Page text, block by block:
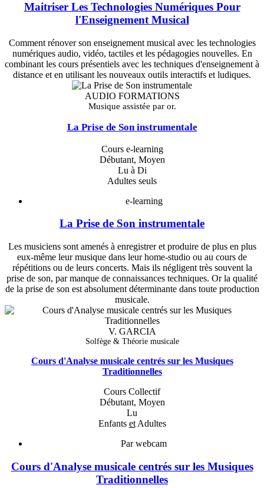
Maitriser Les Technologies Numériques Pour
l'Enseignement Musical
Comment rénover son enseignement musical avec les technologies
numériques audio, vidéo, tactiles et les pédagogies nouvelles. En
combinant les cours présentiels avec les techniques d'enseignement à
distance et en utilisant les nouveaux outils interactifs et ludiques.
AUDIO FORMATIONS
Musique assistée par or.
La Prise de Son instrumentale
Cours e-learning
Débutant, Moyen
Lu à Di
Adultes seuls
e-learning
La Prise de Son instrumentale
Les musiciens sont amenés à enregistrer et produire de plus en plus
eux-même leur musique dans leur home-studio ou au cours de
répétitions ou de leurs concerts. Mais ils négligent très souvent la
prise de son, par manque de connaissances techniques. Or la qualité
de la prise de son est absolument déterminante dans toute production
musicale.
V. GARCIA
Solfège & Théorie musicale
Cours d'Analyse musicale centrés sur les Musiques
Traditionnelles
Cours Collectif
Débutant, Moyen
Lu
Enfants etAdultes
Par webcam
Cours d'Analyse musicale centrés sur les Musiques
Traditionnelles